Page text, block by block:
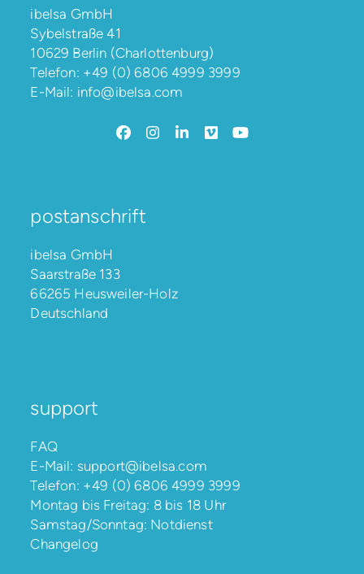
ibelsa GmbH
Sybelstraße 41
10629 Berlin (Charlottenburg)
Telefon: +49 (0) 6806 4999 3999
E-Mail: info@ibelsa.com
Facebook
Instagram
LinkedIn
VimeoYouTube
postanschrift
ibelsa GmbH
Saarstraße 133
66265 Heusweiler-Holz
Deutschland
support
FAQ
E-Mail: support@ibelsa.com
Telefon: +49 (0) 6806 4999 3999
Montag bis Freitag: 8 bis 18 Uhr
Samstag/Sonntag: Notdienst
Changelog